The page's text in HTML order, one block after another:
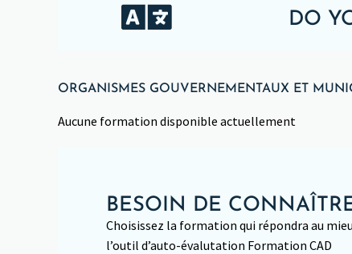
DO
ORGANISMES GOUVERNEMENTAUX ET
Aucune formation disponible actuellement
BESOIN DE
Choisissez la formation qui répondra au
l’outil d’auto-évalutation Formation CAD